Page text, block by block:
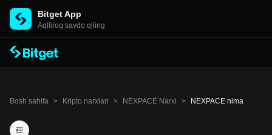
Bitget App
Aqlliroq savdo qiling
Bosh sahifa > Kripto narxlari > NEXPACE Narxi > NEXPACE nima